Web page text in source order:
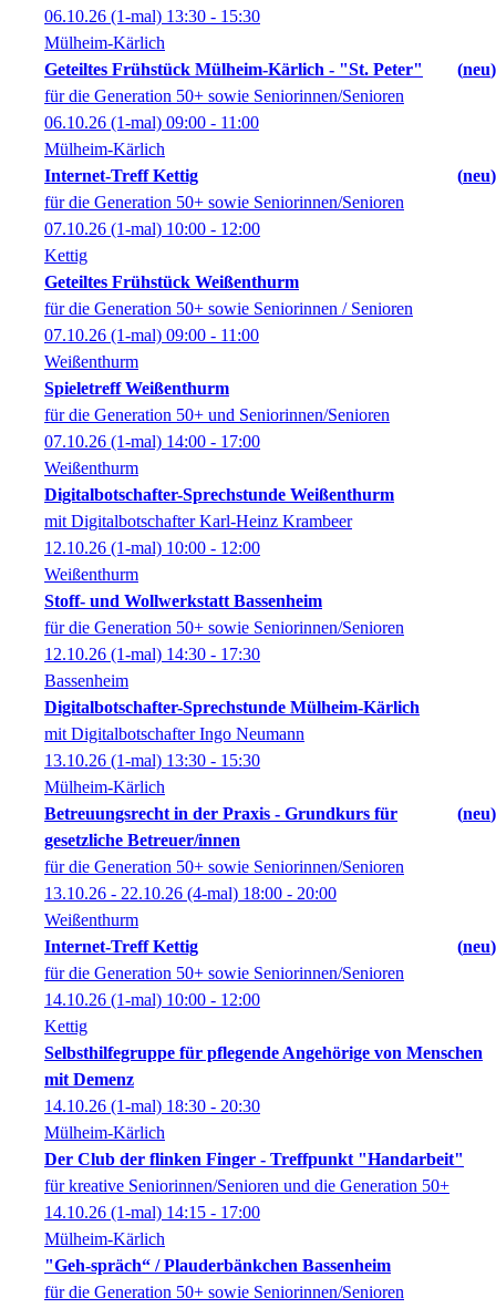
06.10.26 (1-mal) 13:30 - 15:30
Mülheim-Kärlich
Geteiltes Frühstück Mülheim-Kärlich - "St. Peter"
neu
für die Generation 50+ sowie Seniorinnen/Senioren
06.10.26 (1-mal) 09:00 - 11:00
Mülheim-Kärlich
Internet-Treff Kettig
neu
für die Generation 50+ sowie Seniorinnen/Senioren
07.10.26 (1-mal) 10:00 - 12:00
Kettig
Geteiltes Frühstück Weißenthurm
für die Generation 50+ sowie Seniorinnen / Senioren
07.10.26 (1-mal) 09:00 - 11:00
Weißenthurm
Spieletreff Weißenthurm
für die Generation 50+ und Seniorinnen/Senioren
07.10.26 (1-mal) 14:00 - 17:00
Weißenthurm
Digitalbotschafter-Sprechstunde Weißenthurm
mit Digitalbotschafter Karl-Heinz Krambeer
12.10.26 (1-mal) 10:00 - 12:00
Weißenthurm
Stoff- und Wollwerkstatt Bassenheim
für die Generation 50+ sowie Seniorinnen/Senioren
12.10.26 (1-mal) 14:30 - 17:30
Bassenheim
Digitalbotschafter-Sprechstunde Mülheim-Kärlich
mit Digitalbotschafter Ingo Neumann
13.10.26 (1-mal) 13:30 - 15:30
Mülheim-Kärlich
Betreuungsrecht in der Praxis - Grundkurs für
gesetzliche Betreuer/innen
neu
für die Generation 50+ sowie Seniorinnen/Senioren
13.10.26 - 22.10.26 (4-mal) 18:00 - 20:00
Weißenthurm
Internet-Treff Kettig
neu
für die Generation 50+ sowie Seniorinnen/Senioren
14.10.26 (1-mal) 10:00 - 12:00
Kettig
Selbsthilfegruppe für pflegende Angehörige von Menschen
mit Demenz
14.10.26 (1-mal) 18:30 - 20:30
Mülheim-Kärlich
Der Club der flinken Finger - Treffpunkt "Handarbeit"
für kreative Seniorinnen/Senioren und die Generation 50+
14.10.26 (1-mal) 14:15 - 17:00
Mülheim-Kärlich
"Geh-spräch“ / Plauderbänkchen Bassenheim
für die Generation 50+ sowie Seniorinnen/Senioren